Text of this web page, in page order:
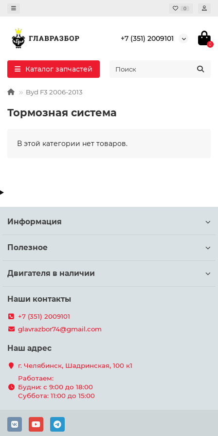
0
+7 (351) 2009101
0
Каталог запчастей
Byd F3 2006-2013
Тормозная система
В этой категории нет товаров.
Информация
Полезное
Двигателя в наличии
Наши контакты
+7 (351) 2009101
glavrazbor74@gmail.com
Наш адрес
г. Челябинск, Шадринская, 100 к1
Работаем:
Будни: с 9:00 до 18:00
Суббота: 11:00 до 15:00